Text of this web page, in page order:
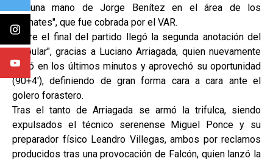
de una mano de Jorge Benítez en el área de los
"granates", que fue cobrada por el VAR.
Sobre el final del partido llegó la segunda anotación del
"popular", gracias a Luciano Arriagada, quien nuevamente
entró en los últimos minutos y aprovechó su oportunidad
(90+4'), definiendo de gran forma cara a cara ante el
golero forastero.
Tras el tanto de Arriagada se armó la trifulca, siendo
expulsados el técnico serenense Miguel Ponce y su
preparador físico Leandro Villegas, ambos por reclamos
producidos tras una provocación de Falcón, quien lanzó la